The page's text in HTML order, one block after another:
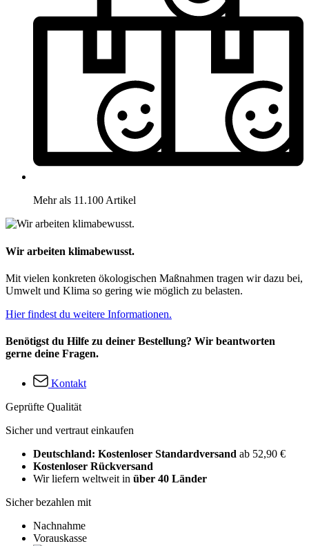
Mehr als 11.100 Artikel
Wir arbeiten klimabewusst.
Mit vielen konkreten ökologischen Maßnahmen tragen wir dazu bei,
Umwelt und Klima so gering wie möglich zu belasten.
Hier findest du weitere Informationen.
Benötigst du Hilfe zu deiner Bestellung? Wir beantworten
gerne deine Fragen.
Kontakt
Geprüfte Qualität
Sicher und vertraut einkaufen
Deutschland: Kostenloser Standardversand ab 52,90 €
Kostenloser Rückversand
Wir liefern weltweit in über 40 Länder
Sicher bezahlen mit
Nachnahme
Vorauskasse